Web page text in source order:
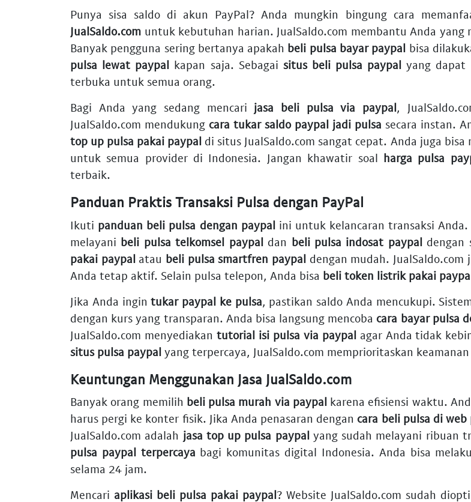
Punya sisa saldo di akun PayPal? Anda mungkin bingung cara
JualSaldo.com untuk kebutuhan harian. JualSaldo.com membantu Anda yang
Banyak pengguna sering bertanya apakah beli pulsa bayar paypal bisa
pulsa lewat paypal kapan saja. Sebagai situs beli pulsa paypal yang dapat
terbuka untuk semua orang.
Bagi Anda yang sedang mencari jasa beli pulsa via paypal,
JualSaldo.com mendukung cara tukar saldo paypal jadi pulsa secara instan.
top up pulsa pakai paypal di situs JualSaldo.com sangat cepat. Anda juga
untuk semua provider di Indonesia. Jangan khawatir soal harga pulsa
terbaik.
Panduan Praktis Transaksi Pulsa dengan PayPal
Ikuti panduan beli pulsa dengan paypalini untuk kelancaran transaksi
melayani beli pulsa telkomsel paypaldan beli pulsa indosat paypaldengan
pakai paypalatau beli pulsa smartfren paypal dengan mudah. JualSaldo.com
Anda tetap aktif. Selain pulsa telepon, Anda bisa beli token listrik pakai
Jika Anda ingintukar paypal ke pulsa , pastikan saldo Anda mencukupi.
dengan kurs yang transparan. Anda bisa langsung mencoba cara bayar pulsa
JualSaldo.com menyediakan tutorial isi pulsa via paypalagar Anda tidak
situs pulsa paypal yang terpercaya, JualSaldo.com memprioritaskan
Keuntungan Menggunakan Jasa JualSaldo.com
Banyak orang memilih beli pulsa murah via paypalkarena efisiensi waktu.
harus pergi ke konter fisik. Jika Anda penasaran dengan cara beli pulsa di web
JualSaldo.com adalah jasa top up pulsa paypalyang sudah melayani ribuan
pulsa paypal terpercaya bagi komunitas digital Indonesia. Anda bisa
selama 24 jam.
Mencari aplikasi beli pulsa pakai paypal? Website JualSaldo.com sudah